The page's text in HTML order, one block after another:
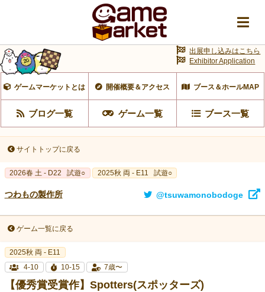
ゲームマーケットとは 開催概要＆アクセス ブース＆ホールMAP
ブログ一覧 ゲーム一覧 ブース一覧
出展申し込みはこちら
Exhibitor Application
サイトトップに戻る
2026春 土 - D22 試遊○ 2025秋 両 - E11 試遊○
つわもの製作所 @tsuwamonobodoge
ゲーム一覧に戻る
2025秋 両 - E11
4-10
10-15 7歳〜
【優秀賞受賞作】Spotters(スポッターズ)